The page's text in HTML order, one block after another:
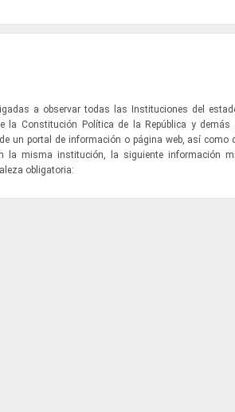
a observar todas las Instituciones del
Constitución Política de la República y demás
un portal de información o página web, así como
la misma institución, la siguiente información
obligatoria: